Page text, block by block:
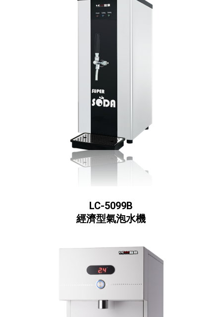
LC-5099B
經濟型氣泡水機